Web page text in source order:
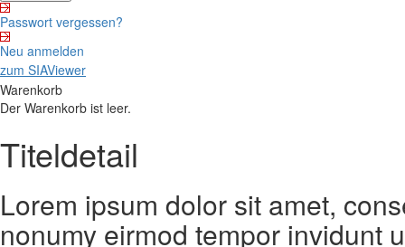
Passwort vergessen?
Neu anmelden
zum SIAViewer
Warenkorb
Der Warenkorb ist leer.
Titeldetail
Lorem ipsum dolor sit amet,
nonumy eirmod tempor invidunt